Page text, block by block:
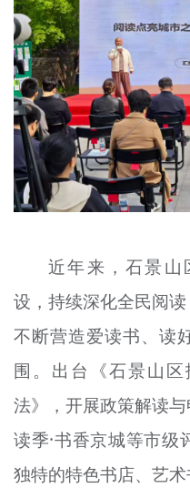
近年来，石景山
设，持续深化全民阅
不断营造爱读书、读
围。出台《石景山
法》，开展政策解读
读季·书香京城等市级
独特的特色书店、艺术